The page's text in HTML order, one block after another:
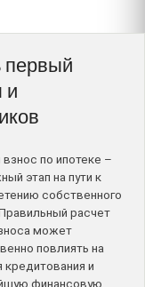
первый
и
по ипотеке –
этап на пути к
собственного
расчет
может
повлиять на
кредитования и
финансовую